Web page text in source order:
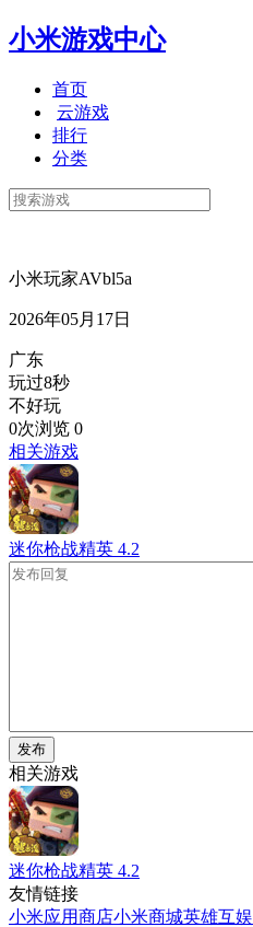
小米游戏中心
首页
云游戏
排行
分类
小米玩家AVbl5a
2026年05月17日
广东
玩过8秒
不好玩
0次浏览 0
相关游戏
迷你枪战精英 4.2
发布
相关游戏
迷你枪战精英 4.2
友情链接
小米应用商店小米商城英雄互娱